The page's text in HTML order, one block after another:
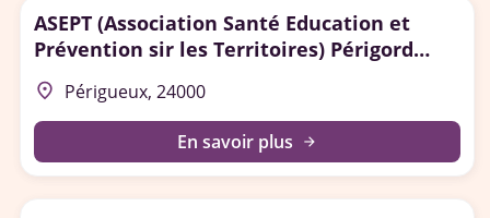
ASEPT (Association Santé Education et
Prévention sir les Territoires) Périgord
Agenais
place Périgueux, 24000
En savoir plus arrow_forward